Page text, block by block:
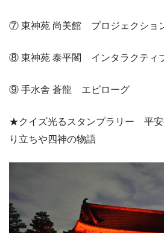
⑦ 東神苑 尚美館 プロジェクショ
⑧ 東神苑 泰平閣 インタラクティ
⑨ 手水舎 蒼龍 エピローグ
★クイズ光るスタンプラリー 平安
り立ちや四神の物語